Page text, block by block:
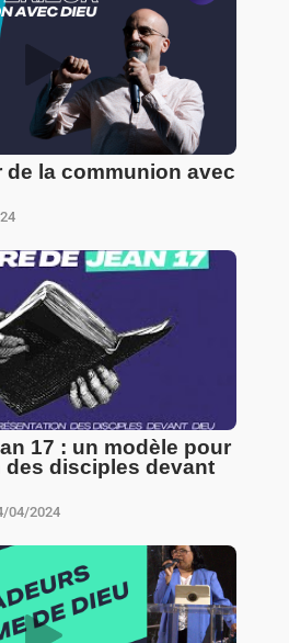
de la communion avec
17 : un modèle pour
des disciples devant
04/2024